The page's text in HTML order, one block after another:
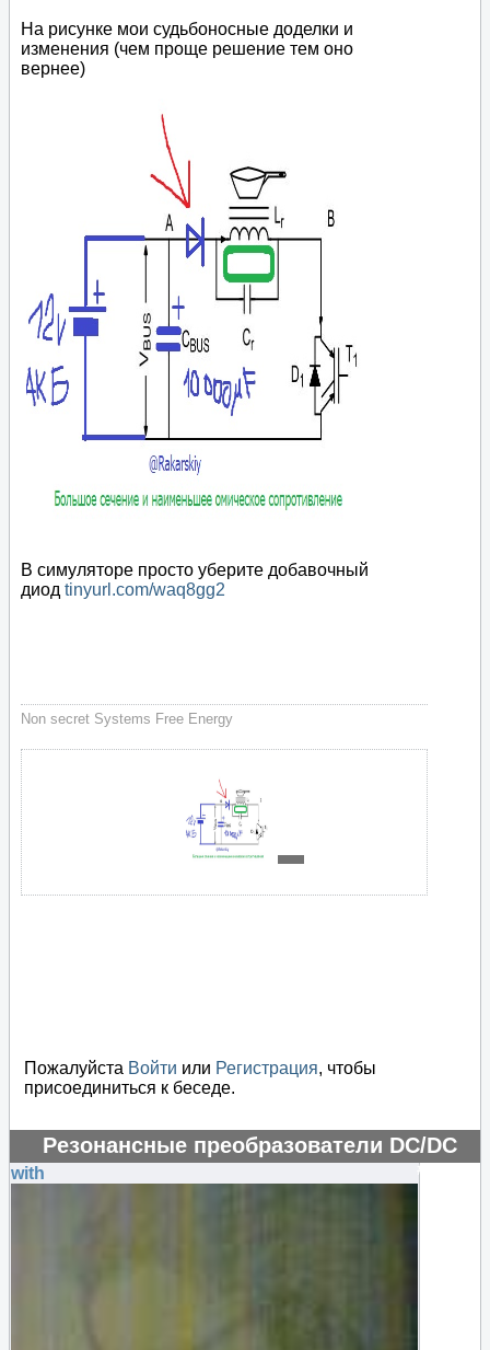
На рисунке мои судьбоносные доделки и
изменения (чем проще решение тем оно
вернее)
В симуляторе просто уберите добавочный
диод tinyurl.com/waq8gg2
Non secret Systems Free Energy
Пожалуйста Войти или Регистрация, чтобы
присоединиться к беседе.
Резонансные преобразователи DC/DC
#48465
with